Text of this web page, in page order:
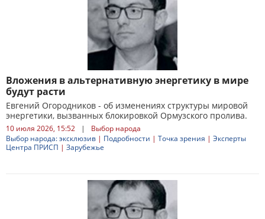
Вложения в альтернативную энергетику в мире
будут расти
Евгений Огородников - об изменениях структуры мировой
энергетики, вызванных блокировкой Ормузского пролива.
10 июля 2026, 15:52 |
Выбор народа
Выбор народа: эксклюзив | Подробности | Точка зрения | Эксперты
Центра ПРИСП | Зарубежье